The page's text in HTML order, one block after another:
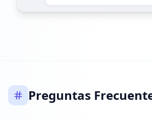
Preguntas